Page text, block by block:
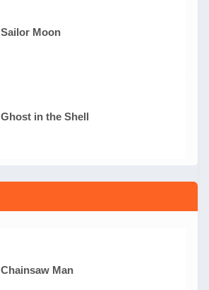
Sailor Moon
Ghost in the Shell
Chainsaw Man